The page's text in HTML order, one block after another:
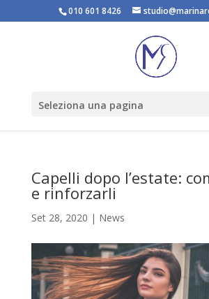
010 601 8426
Seleziona una pagina
Capelli dopo l’estate:
e rinforzarli
Set 28, 2020 | News